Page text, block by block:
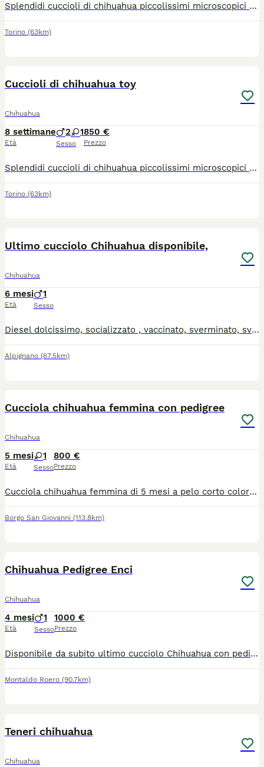
Splendidi cuccioli di chihuahua piccolissimi microscopici rimarranno molto piccoli intorno a 1,2 kg genitori visibili entrambi di mia proprietà papà figlio di campioni nazionali e internazionali molto belli dolci ed equilibrati adatti a tutti disponibili sia maschi che femmine si cedono con sverninazione, vaccino, microchip passaggio di proprietà libretto sanitario Visita veterinaria contatto telefonico 379 1459776 anche whatapp
Torino (63km)
Cuccioli di chihuahua toy
Chihuahua
8 settimane
Età
2 1
Sesso
850 €
Prezzo
Splendidi cuccioli di chihuahua piccolissimi microscopici rimarranno molto piccoli colorazioni particolari sembrano dipinti con un pennello rimarranno intorno al 1,2 kg genitori visibili entrambi di mia proprietà, stop cortissimo testa a mela linea messicana, il vero chihuahua, coccoloni cresciuti in casa abituati a sporcare sulla traversina, saranno pronti per essere accolti in una nuova famiglia con ciclo sverminazioni, vaccino, microchip, passaggio di proprietà libretto sanitario, visita veterinaria contatto telefonico 3791459776 grazie
Torino (63km)
Ultimo cucciolo Chihuahua disponibile,
Chihuahua
6 mesi
Età
1
Sesso
Diesel dolcissimo, socializzato , vaccinato, sverminato, svezzato. Nato il 8 Gennaio 2026 Si cede con Pedigree Enci, kit cucciolo omaggio, certificato di buona salute contratto di vendita, tre incontri gratuiti di addestramento gestionale. Contatta Ilaria al numero 3338339535
Alpignano (67.5km)
Cucciola chihuahua femmina con pedigree
Chihuahua
5 mesi
Età
1
Sesso
800 €
Prezzo
Cucciola chihuahua femmina di 5 mesi a pelo corto color bianco fulvo, con pedigree, microchip e vaccini. Genitori di mia proprietà e visibili in provincia di Lodi
Borgo San Giovanni (113.8km)
Chihuahua Pedigree Enci
Chihuahua
4 mesi
Età
1
Sesso
1000 €
Prezzo
Disponibile da subito ultimo cucciolo Chihuahua con pedigree ENCI cioccolato. Nato il 30/03 e pronto per andare nella nuova famiglia. É un maschietto pelo corto. I genitori sono di nostra proprietà con DNA depositato. Il cucciolo sarà ceduto con sverminazione, microchip, vaccino, pedigree ENCI e abituato alla traversina. É abituato al contatto con i bambini e vive in casa con altri animali. Per qualsiasi informazione contattare su whatsapp o chiamare orario cena. Ci troviamo a Sommariva Perno(CN).
Montaldo Roero (90.7km)
Teneri chihuahua
Chihuahua